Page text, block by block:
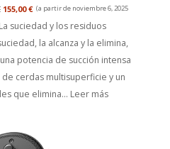
155,00 € (a partir de noviembre 6, 2025
La suciedad y los residuos
la alcanza y la elimina,
potencia de succión intensa
cerdas multisuperficie y un
que elimina... Leer más